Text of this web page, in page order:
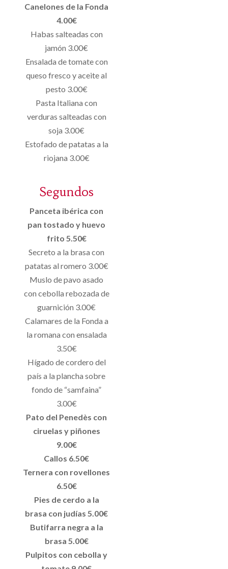
Canelones de la Fonda
4.00€
Habas salteadas con
jamón 3.00€
Ensalada de tomate con
queso fresco y aceite al
pesto 3.00€
Pasta Italiana con
verduras salteadas con
soja 3.00€
Estofado de patatas a la
riojana 3.00€
Segundos
Panceta ibérica con
pan tostado y huevo
frito 5.50€
Secreto a la brasa con
patatas al romero 3.00€
Muslo de pavo asado
con cebolla rebozada de
guarnición 3.00€
Calamares de la Fonda a
la romana con ensalada
3.50€
Hígado de cordero del
país a la plancha sobre
fondo de “samfaina”
3.00€
Pato del Penedès con
ciruelas y piñones
9.00€
Callos 6.50€
Ternera con rovellones
6.50€
Pies de cerdo a la
brasa con judías 5.00€
Butifarra negra a la
brasa 5.00€
Pulpitos con cebolla y